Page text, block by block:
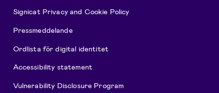
Signicat Privacy and Cookie Policy
Pressmeddelande
Ordlista för digital identitet
Accessibility statement
Vulnerability Disclosure Program